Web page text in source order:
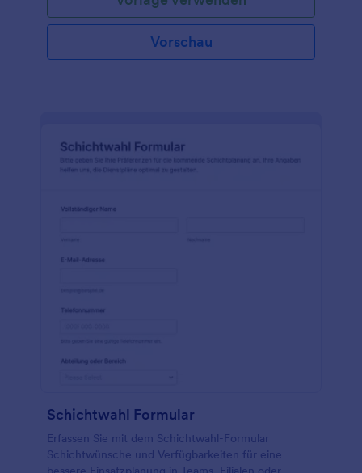
Vorschau
Schichtwahl Formular
Erfassen Sie mit dem Schichtwahl-Formular
Schichtwünsche und Verfügbarkeiten für eine